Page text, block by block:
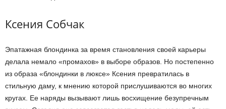
Ксения Собчак
Эпатажная блондинка за время становления своей карьеры
делала немало «промахов» в выборе образов. Но постепенно
из образа «блондинки в люксе» Ксения превратилась в
стильную даму, к мнению которой прислушиваются во многих
кругах. Ее наряды вызывают лишь восхищение безупречным